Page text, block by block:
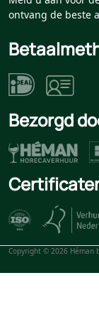
ontvang de beste
Bezorgd
Copyright © 2026 Héman